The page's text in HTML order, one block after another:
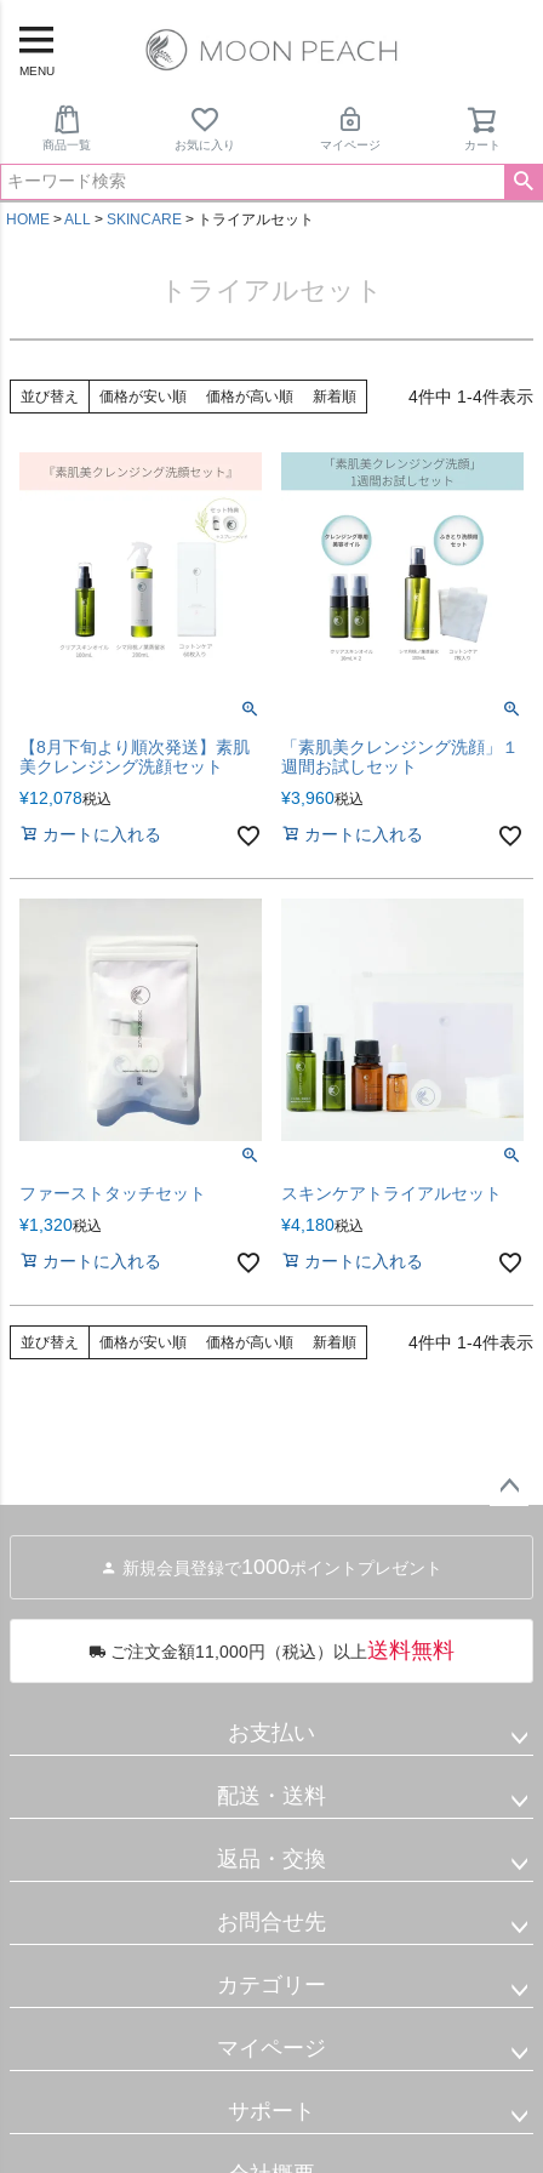
MENU
商品一覧 お気に入り マイページ カート
HOME ALL SKINCARE トライアルセット
トライアルセット
並び替え 価格が安い順 価格が高い順 新着順 4件中 1-4件表示
【8月下旬より順次発送】素肌
美クレンジング洗顔セット
¥12,078税込
カートに入れる
「素肌美クレンジング洗顔」１
週間お試しセット
¥3,960税込
カートに入れる
ファーストタッチセット
¥1,320税込
カートに入れる
スキンケアトライアルセット
¥4,180税込
カートに入れる
並び替え 価格が安い順 価格が高い順 新着順 4件中 1-4件表示
へ
新規会員登録で1000ポイントプレゼント
ご注文金額11,000円（税込）以上送料無料
お支払い
配送・送料
返品・交換
お問合せ先
カテゴリー
マイページ
サポート